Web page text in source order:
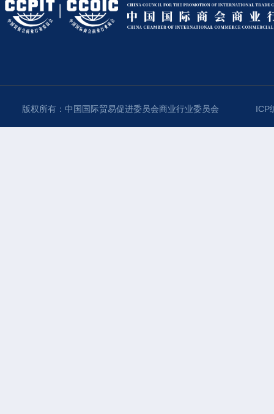
版权所有：中国国际贸易促进委员会商业行业委员会 ICP